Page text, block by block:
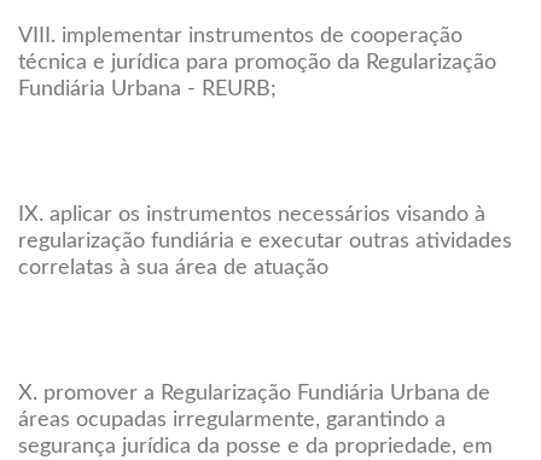
VIII. implementar instrumentos de cooperação
técnica e jurídica para promoção da Regularização
Fundiária Urbana - REURB;
IX. aplicar os instrumentos necessários visando à
regularização fundiária e executar outras atividades
correlatas à sua área de atuação
X. promover a Regularização Fundiária Urbana de
áreas ocupadas irregularmente, garantindo a
segurança jurídica da posse e da propriedade, em